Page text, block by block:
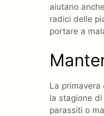
aiutano
radici delle
portare a
La
la stagione
parassiti o